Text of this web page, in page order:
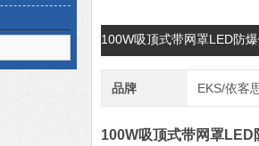
100W吸顶式带网罩LED防
品牌 EKS/依客
100W吸顶式带网罩LED